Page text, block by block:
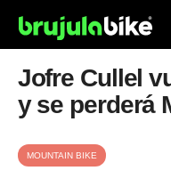
Jofre Cullel
y se perderá
MOUNTAIN BIKE